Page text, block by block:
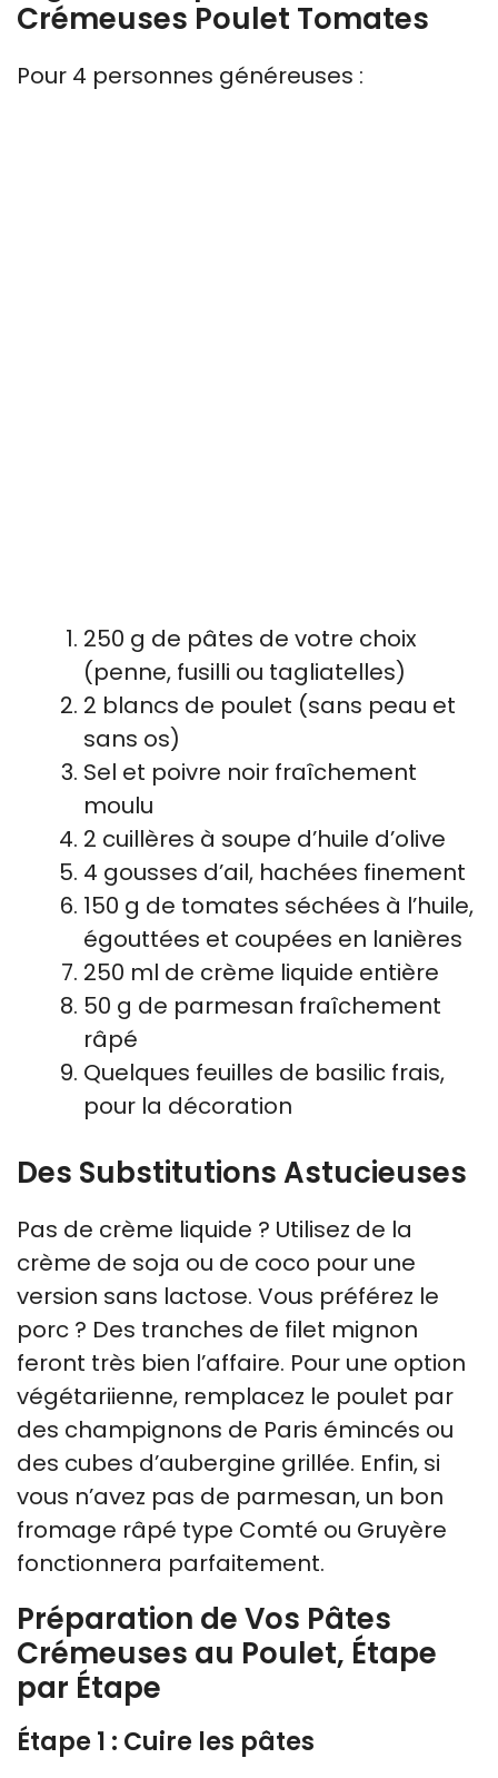
Crémeuses Poulet Tomates
Pour 4 personnes généreuses :
250 g de pâtes de votre choix
(penne, fusilli ou tagliatelles)
2 blancs de poulet (sans peau et
sans os)
Sel et poivre noir fraîchement
moulu
2 cuillères à soupe d’huile d’olive
4 gousses d’ail, hachées finement
150 g de tomates séchées à l’huile,
égouttées et coupées en lanières
250 ml de crème liquide entière
50 g de parmesan fraîchement
râpé
Quelques feuilles de basilic frais,
pour la décoration
Des Substitutions Astucieuses
Pas de crème liquide ? Utilisez de la
crème de soja ou de coco pour une
version sans lactose. Vous préférez le
porc ? Des tranches de filet mignon
feront très bien l’affaire. Pour une option
végétariienne, remplacez le poulet par
des champignons de Paris émincés ou
des cubes d’aubergine grillée. Enfin, si
vous n’avez pas de parmesan, un bon
fromage râpé type Comté ou Gruyère
fonctionnera parfaitement.
Préparation de Vos Pâtes
Crémeuses au Poulet, Étape
par Étape
Étape 1 : Cuire les pâtes